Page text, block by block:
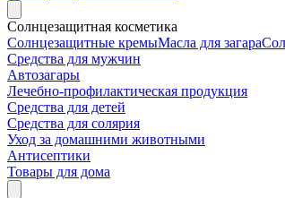
Солнцезащитная косметика
Солнцезащитные кремыМасла для загара
Средства для мужчин
Автозагары
Лечебно-профилактическая продукция
Средства для детей
Средства для солярия
Уход за домашними животными
Антисептики
Товары для дома